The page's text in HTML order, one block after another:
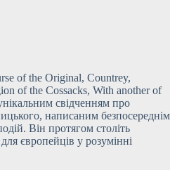
of the Original, Countrey,
of the Cossacks, With another of
свідченням про
написаним безпосереднім
Він протягом століть
європейців у розумінні